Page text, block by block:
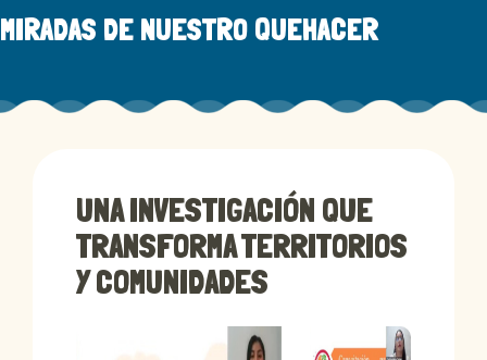
MIRADAS DE NUESTRO QUEHACER
UNA INVESTIGACIÓN QUE
TRANSFORMA TERRITORIOS
Y COMUNIDADES